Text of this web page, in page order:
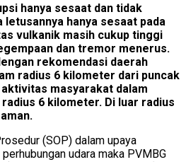
hanya sesaat dan tidak
hanya sesaat pada
vulkanik masih cukup tinggi
dan tremor menerus.
rekomendasi daerah
radius 6 kilometer dari puncak
masyarakat dalam
6 kilometer. Di luar radius
(SOP) dalam upaya
udara maka PVMBG